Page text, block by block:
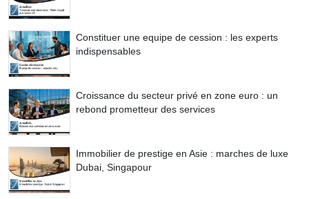
Constituer une equipe de cession : les experts
indispensables
Croissance du secteur privé en zone euro : un
rebond prometteur des services
Immobilier de prestige en Asie : marches de luxe
Dubai, Singapour